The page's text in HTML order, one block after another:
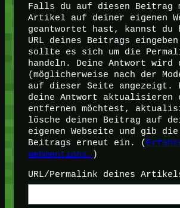
Falls du auf diesen Beitrag
Artikel auf deiner eigenen
geantwortet hast, kannst du
URL deines Beitrags
sollte es sich um die
handeln. Deine Antwort wird
(möglicherweise nach der
auf dieser Seite angezeigt.
deine Antwort aktualisieren
entfernen möchtest,
lösche deinen Beitrag auf
eigenen Webseite und gib die
Beitrags erneut ein. (
Webmentions. )
URL/Permalink deines